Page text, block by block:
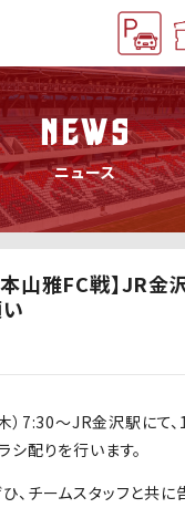
NEWS
ニュース
本山雅FC戦】JR金
）7:30〜JR金沢駅にて
配りを行います。
、チームスタッフと共